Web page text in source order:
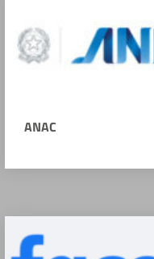
ANAC